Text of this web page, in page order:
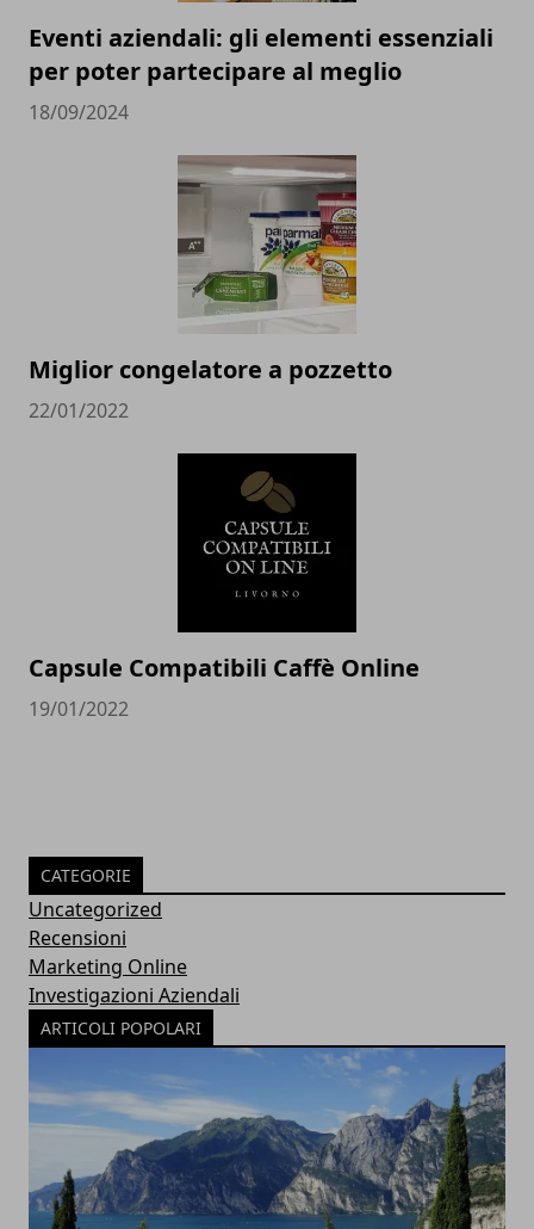
Eventi aziendali: gli elementi essenziali
per poter partecipare al meglio
18/09/2024
Miglior congelatore a pozzetto
22/01/2022
Capsule Compatibili Caffè Online
19/01/2022
CATEGORIE
Uncategorized
Recensioni
Marketing Online
Investigazioni Aziendali
ARTICOLI POPOLARI